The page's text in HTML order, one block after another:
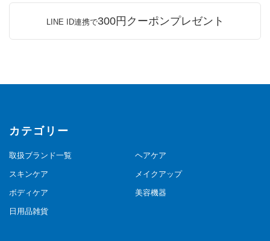
LINE ID連携で300円クーポンプレゼント
カテゴリー
取扱ブランド一覧 ヘアケア
スキンケア メイクアップ
ボディケア 美容機器
日用品雑貨